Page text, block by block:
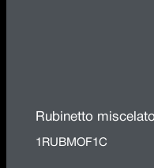
Rubinetto
1RUBMOF1C